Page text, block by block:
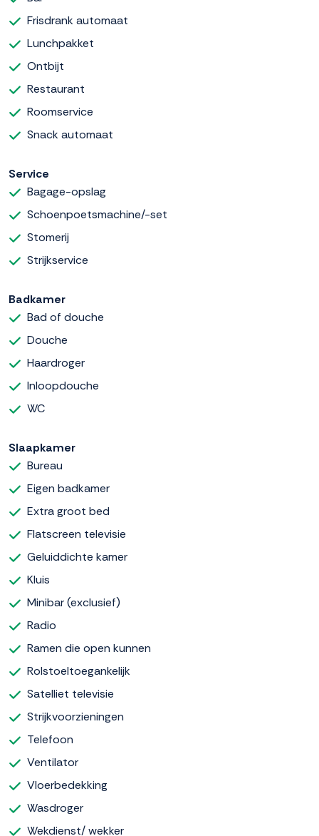
Frisdrank automaat
Lunchpakket
Ontbijt
Restaurant
Roomservice
Snack automaat
Service
Bagage-opslag
Schoenpoetsmachine/-set
Stomerij
Strijkservice
Badkamer
Bad of douche
Douche
Haardroger
Inloopdouche
WC
Slaapkamer
Bureau
Eigen badkamer
Extra groot bed
Flatscreen televisie
Geluiddichte kamer
Kluis
Minibar (exclusief)
Radio
Ramen die open kunnen
Rolstoeltoegankelijk
Satelliet televisie
Strijkvoorzieningen
Telefoon
Ventilator
Vloerbedekking
Wasdroger
Wekdienst/ wekker